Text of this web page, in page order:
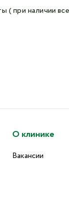
( при наличии
О клинике
Вакансии